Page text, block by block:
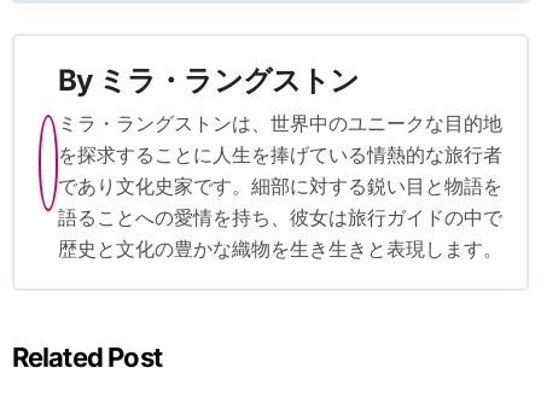
By ミラ・ラングストン
ミラ・ラングストンは、世界中のユニークな目的地
を探求することに人生を捧げている情熱的な旅行者
であり文化史家です。細部に対する鋭い目と物語を
語ることへの愛情を持ち、彼女は旅行ガイドの中で
歴史と文化の豊かな織物を生き生きと表現します。
Related Post